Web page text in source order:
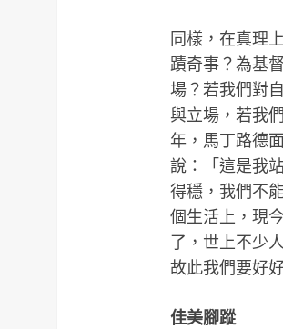
同樣，在真理
蹟奇事？為基
場？若我們對
與立場，若我
年，馬丁路德
說：「這是我
得穩，我們不
個生活上，現
了，世上不少
故此我們要好
佳美腳蹤